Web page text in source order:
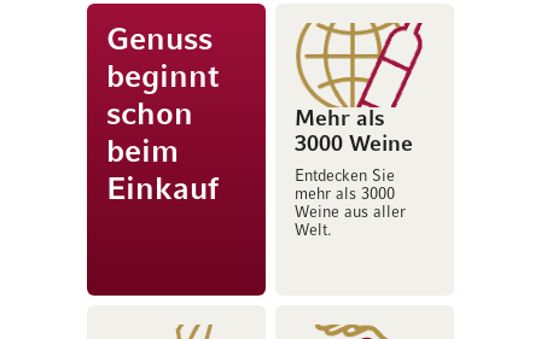
Genuss
beginnt
schon
beim
Einkauf
Mehr als
3000 Weine
Entdecken Sie
mehr als 3000
Weine aus aller
Welt.